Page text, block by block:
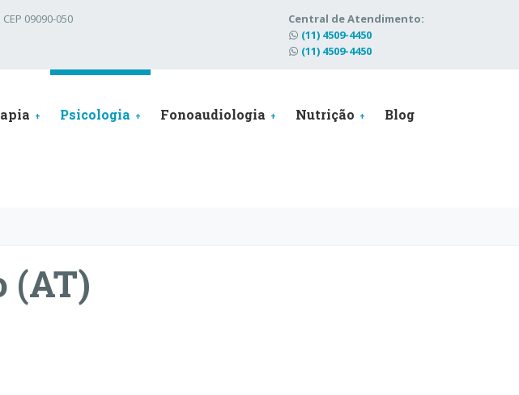
09090-050
Central de Atendimento:
(11) 4509-4450
(11) 4509-4450
Psicologia Fonoaudiologia Nutrição Blog
(AT)